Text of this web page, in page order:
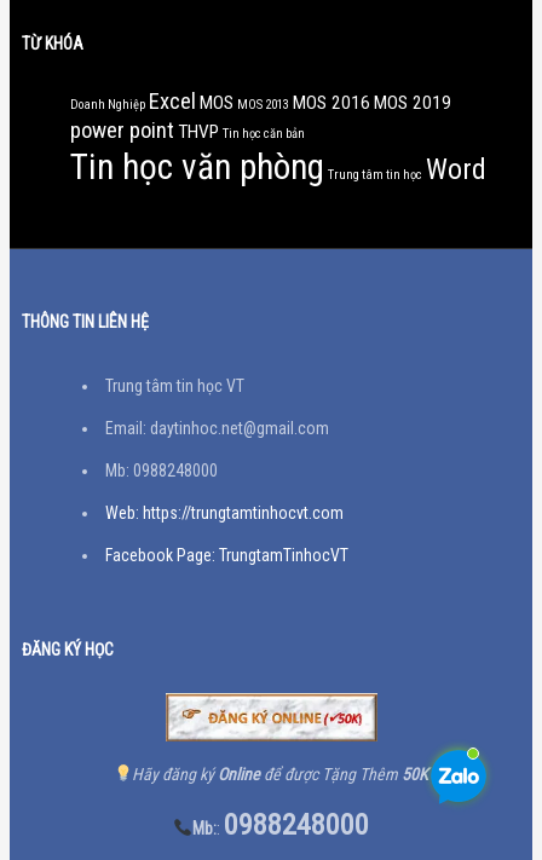
TỪ KHÓA
Doanh Nghiệp Excel MOS MOS 2013 MOS 2016 MOS 2019
power point THVP Tin học căn bản
Tin học văn phòng Trung tâm tin học Word
THÔNG TIN LIÊN HỆ
Trung tâm tin học VT
Email: daytinhoc.net@gmail.com
Mb: 0988248000
Web: https://trungtamtinhocvt.com
Facebook Page: TrungtamTinhocVT
ĐĂNG KÝ HỌC
Hãy đăng kýOnlineđể được Tặng Thêm 50K
Mb:: 0988248000